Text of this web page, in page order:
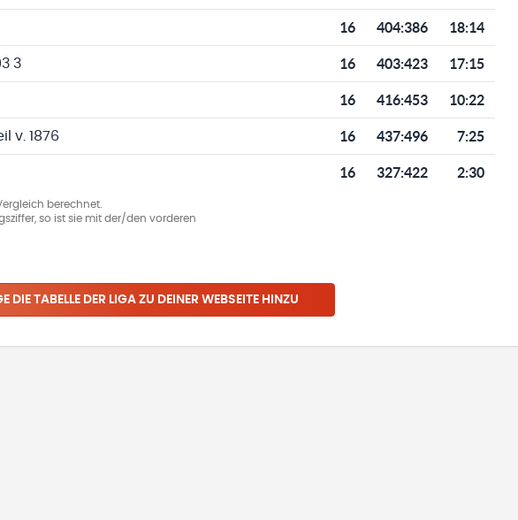
16 404:386 18:14
3 16 403:423 17:15
16 416:453 10:22
v. 1876 16 437:496 7:25
16 327:422 2:30
berechnet.
so ist sie mit der/den vorderen
DIE TABELLE DER LIGA ZU DEINER WEBSEITE HINZU